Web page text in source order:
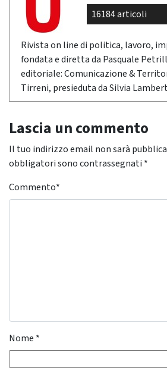
16184 articoli
Rivista on line di politica, lavoro,
fondata e diretta da Pasquale
editoriale: Comunicazione &
Tirreni, presieduta da Silvia
Lascia un commento
Il tuo indirizzo email non sarà
obbligatori sono contrassegnati *
Commento*
Nome *